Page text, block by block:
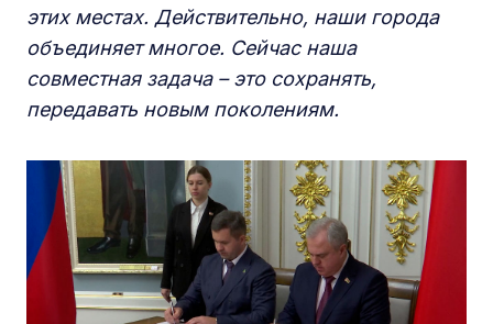
этих местах. Действительно, наши города
объединяет многое. Сейчас наша
совместная задача – это сохранять,
передавать новым поколениям.